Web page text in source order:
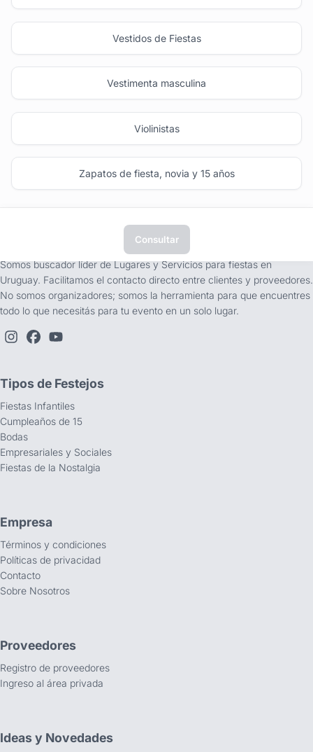
Vestidos de Fiestas
Vestimenta masculina
Violinistas
Zapatos de fiesta, novia y 15 años
Consultar
Somos buscador líder de Lugares y Servicios para fiestas en
Uruguay. Facilitamos el contacto directo entre clientes y proveedores.
No somos organizadores; somos la herramienta para que encuentres
todo lo que necesitás para tu evento en un solo lugar.
Tipos de Festejos
Fiestas Infantiles
Cumpleaños de 15
Bodas
Empresariales y Sociales
Fiestas de la Nostalgia
Empresa
Términos y condiciones
Políticas de privacidad
Contacto
Sobre Nosotros
Proveedores
Registro de proveedores
Ingreso al área privada
Ideas y Novedades